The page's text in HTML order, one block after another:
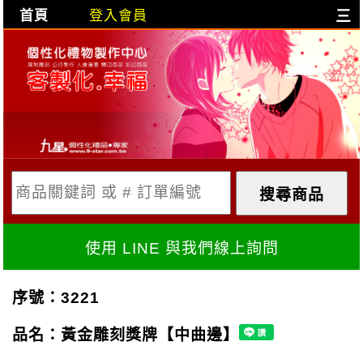
首頁 登入會員 三
購物車內容:
目前購物車是空的!
X
使用 LINE 與我們線上詢問